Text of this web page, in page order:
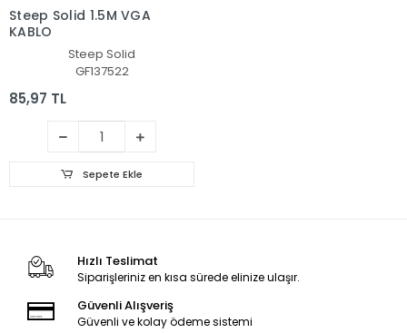
Steep Solid 1.5M VGA
KABLO
Steep Solid
GF137522
85,97 TL
Sepete Ekle
Hızlı Teslimat
Siparişleriniz en kısa sürede elinize ulaşır.
Güvenli Alışveriş
Güvenli ve kolay ödeme sistemi